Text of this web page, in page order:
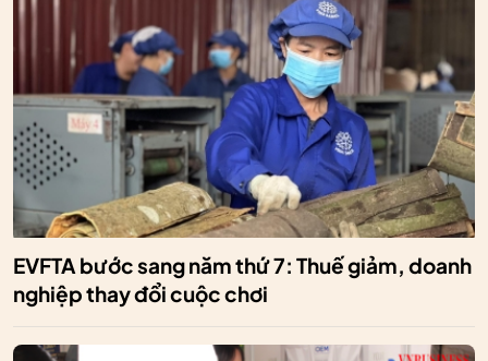
EVFTA bước sang năm thứ 7: Thuế giảm, doanh
nghiệp thay đổi cuộc chơi